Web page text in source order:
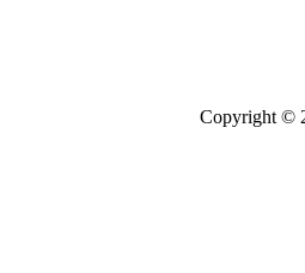
Copyright ©